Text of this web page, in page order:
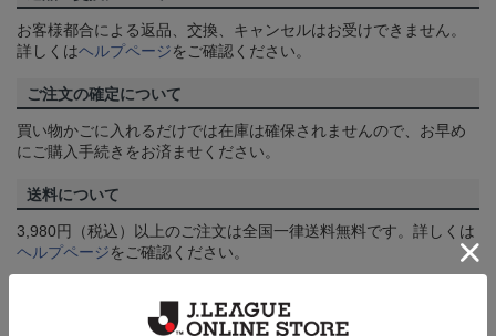
お客様都合による返品、交換、キャンセルはお受けできません。
詳しくはヘルプページをご確認ください。
ご注文の確定について
買い物かごに入れるだけでは在庫は確保されませんので、お早め
にご購入手続きをお済ませください。
送料について
3,980円（税込）以上のご注文は全国一律送料無料です。詳しくは
ヘルプページをご確認ください。
一部商品はメール便でのお届けとなる場合がございます。詳しく